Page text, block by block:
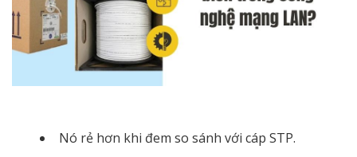
Nó rẻ hơn khi đem so sánh với cáp STP.